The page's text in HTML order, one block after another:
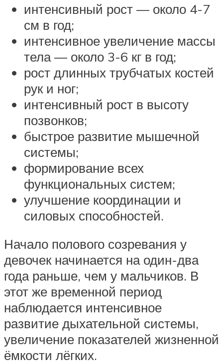
интенсивный рост — около 4-7
см в год;
интенсивное увеличение массы
тела — около 3-6 кг в год;
рост длинных трубчатых костей
рук и ног;
интенсивный рост в высоту
позвонков;
быстрое развитие мышечной
системы;
формирование всех
функциональных систем;
улучшение координации и
силовых способностей.
Начало полового созревания у
девочек начинается на один-два
года раньше, чем у мальчиков. В
этот же временной период
наблюдается интенсивное
развитие дыхательной системы,
увеличение показателей жизненной
ёмкости лёгких.